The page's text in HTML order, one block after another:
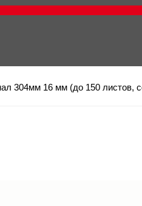
304мм 16 мм (до 150 листов,